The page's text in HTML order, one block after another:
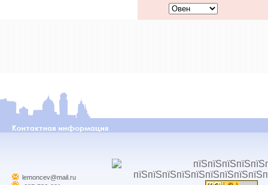
lemoncev@mail.ru